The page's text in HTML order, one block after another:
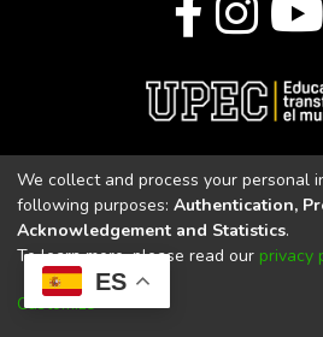
ES
Universidad Politécnica
Universidad Politécnica Estatal del
CACES Resolución N°. 160-
We collect and process your personal
following purposes: Authentication,
Acknowledgement and Statistics.
To learn more, please read our privacy
Customize